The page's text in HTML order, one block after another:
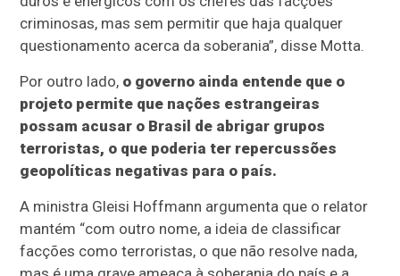
criminosas, mas sem permitir que haja qualquer
questionamento acerca da soberania”, disse Motta.
Por outro lado, o governo ainda entende que o
projeto permite que nações estrangeiras
possam acusar o Brasil de abrigar grupos
terroristas, o que poderia ter repercussões
geopolíticas negativas para o país.
A ministra Gleisi Hoffmann argumenta que o relator
mantém “com outro nome, a ideia de classificar
facções como terroristas, o que não resolve nada,